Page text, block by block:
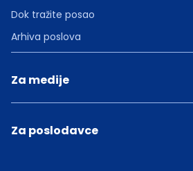
Dok tražite posao
Arhiva poslova
Za medije
Za poslodavce